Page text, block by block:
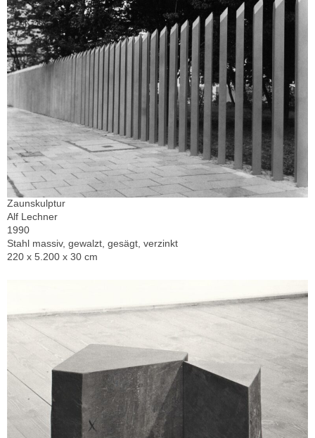
Zaunskulptur
Alf Lechner
1990
Stahl massiv, gewalzt, gesägt, verzinkt
220 x 5.200 x 30 cm